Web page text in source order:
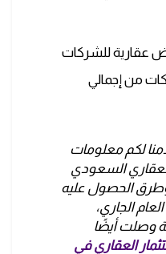
عقارية للشركات
من إجمالي
لكم معلومات
السعودي
الحصول عليه
الجاري،
وصلت أيضًا
العقاري في